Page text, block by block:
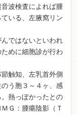
波検査によれば腫
いる、左腋窩リン
ではないといわれ
めに細胞診が行わ
触知、左乳首外側
う胞３～４ヶ、感
熱っぽかったとの
Ｇ：腫瘍陰影（Ｔ